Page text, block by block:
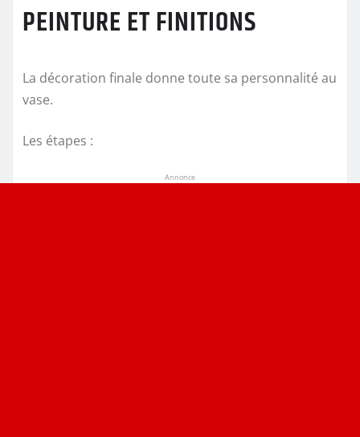
PEINTURE ET FINITIONS
La décoration finale donne toute sa personnalité au
vase.
Les étapes :
Annonce